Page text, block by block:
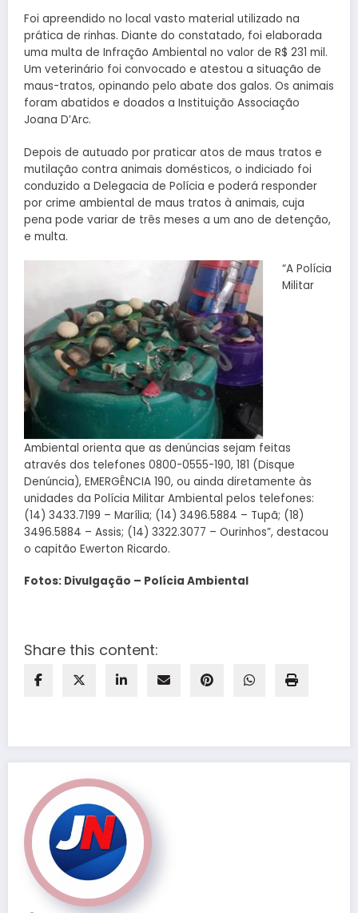
Foi apreendido no local vasto material utilizado na
prática de rinhas. Diante do constatado, foi elaborada
uma multa de Infração Ambiental no valor de R$ 231 mil.
Um veterinário foi convocado e atestou a situação de
maus-tratos, opinando pelo abate dos galos. Os animais
foram abatidos e doados a Instituição Associação
Joana D’Arc.
Depois de autuado por praticar atos de maus tratos e
mutilação contra animais domésticos, o indiciado foi
conduzido a Delegacia de Polícia e poderá responder
por crime ambiental de maus tratos à animais, cuja
pena pode variar de três meses a um ano de detenção,
e multa.
“A Polícia
Militar
Ambiental orienta que as denúncias sejam feitas
através dos telefones 0800-0555-190, 181 (Disque
Denúncia), EMERGÊNCIA 190, ou ainda diretamente às
unidades da Polícia Militar Ambiental pelos telefones:
(14) 3433.7199 – Marília; (14) 3496.5884 – Tupã; (18)
3496.5884 – Assis; (14) 3322.3077 – Ourinhos”, destacou
o capitão Ewerton Ricardo.
Fotos: Divulgação – Polícia Ambiental
Share this content: